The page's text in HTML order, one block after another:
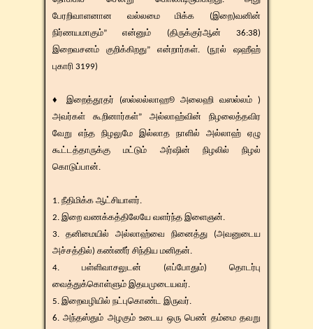
பேரறிவாளனான வல்லமை மிக்க (இறை)வனின்
நிர்ணயமாகும்” என்னும் (திருக்குர்ஆன் 36:38)
இறைவசனம் குறிக்கிறது” என்றார்கள். (நூல் ஷஹீஹ்
புகாரி 3199)
♦ இறைத்தூதர் (ஸல்லல்லாஹூ அலைஹி வஸல்லம் )
அவர்கள் கூறினார்கள்” அல்லாஹ்வின் நிழலைத்தவிர
வேறு எந்த நிழலுமே இல்லாத நாளில் அல்லாஹ் ஏழு
கூட்டத்தாருக்கு மட்டும் அர்ஷின் நிழலில் நிழல்
கொடுப்பான்.
1. நீதிமிக்க ஆட்சியாளர்.
2. இறை வணக்கத்திலேயே வளர்ந்த இளைஞன்.
3. தனிமையில் அல்லாஹ்வை நினைத்து (அவனுடைய
அச்சத்தில்) கண்ணீர் சிந்திய மனிதன்.
4. பள்ளிவாசலுடன் (எப்போதும்) தொடர்பு
வைத்துக்கொள்ளும் இதயமுடையவர்.
5. இறைவழியில் நட்புகொண்ட இருவர்.
6. அந்தஸ்தும் அழகும் உடைய ஒரு பெண் தம்மை தவறு